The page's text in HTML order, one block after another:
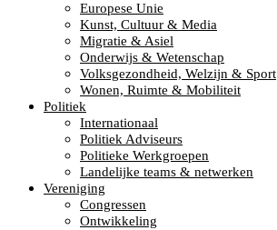
Europese Unie
Kunst, Cultuur & Media
Migratie & Asiel
Onderwijs & Wetenschap
Volksgezondheid, Welzijn & Sport
Wonen, Ruimte & Mobiliteit
Politiek
Internationaal
Politiek Adviseurs
Politieke Werkgroepen
Landelijke teams & netwerken
Vereniging
Congressen
Ontwikkeling